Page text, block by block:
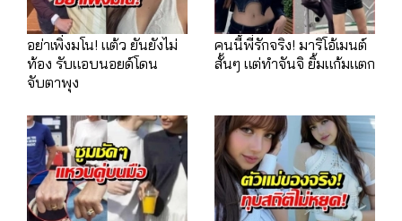
อย่าเพิ่งมโน! แต้ว ยันยังไม่
ท้อง รับแอบนอยด์โดน
จับตาพุง
คนนี้พี่รักจริง! มาริโอ้เมนต์
สั้นๆ แต่ทำจันจิ ยิ้มแก้มแตก